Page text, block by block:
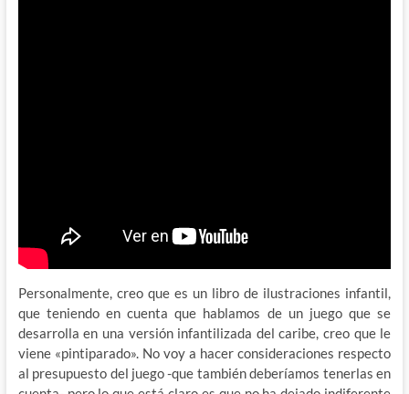
Personalmente, creo que es un libro de ilustraciones infantil,
que teniendo en cuenta que hablamos de un juego que se
desarrolla en una versión infantilizada del caribe,creo que le
viene «pintiparado». No voy a hacer consideraciones respecto
al presupuesto del juego -que también deberíamos tenerlas en